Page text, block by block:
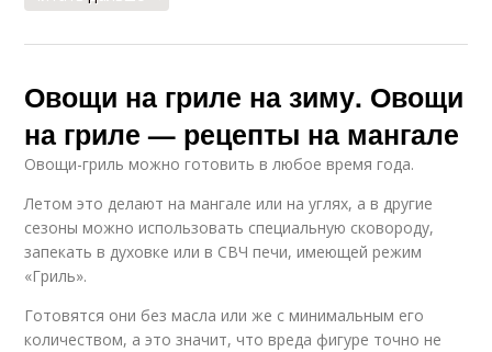
Овощи на гриле на зиму. Овощи
на гриле — рецепты на мангале
Овощи-гриль можно готовить в любое время года.
Летом это делают на мангале или на углях, а в другие
сезоны можно использовать специальную сковороду,
запекать в духовке или в СВЧ печи, имеющей режим
«Гриль».
Готовятся они без масла или же с минимальным его
количеством, а это значит, что вреда фигуре точно не